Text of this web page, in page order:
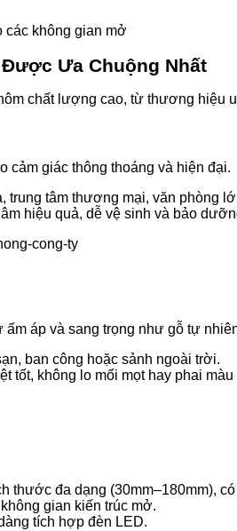
các không gian mở
Ưa Chuộng Nhất
chất lượng cao, từ thương hiệu
cảm giác thông thoáng và hiện đại.
trung tâm thương mại, văn phòng
hiệu quả, dễ vệ sinh và bảo
áp và sang trọng như gỗ tự
ban công hoặc sảnh ngoài trời.
tốt, không lo mối mọt hay phai
thước đa dạng (30mm–180mm),
gian kiến trúc mở.
tích hợp đèn LED.